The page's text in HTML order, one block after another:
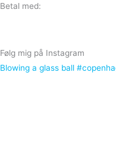
Betal med:
Følg mig på Instagram
Blowing a glass ball